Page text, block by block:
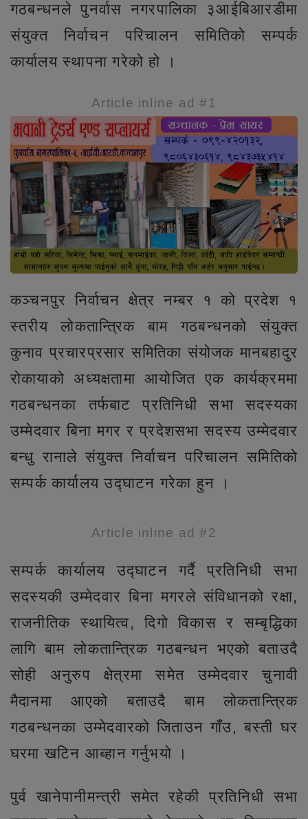
गठबन्धनले पुनर्वास नगरपालिका ३आईबिआरडीमा
संयुक्त निर्वाचन परिचालन समितिको सम्पर्क
कार्यालय स्थापना गरेको हो ।
Article inline ad #1
कञ्चनपुर निर्वाचन क्षेत्र नम्बर १ को प्रदेश १
स्तरीय लोकतान्त्रिक बाम गठबन्धनको संयुक्त
कुनाव प्रचारप्रसार समितिका संयोजक मानबहादुर
रोकायाको अध्यक्षतामा आयोजित एक कार्यक्रममा
गठबन्धनका तर्फबाट प्रतिनिधी सभा सदस्यका
उम्मेदवार बिना मगर र प्रदेशसभा सदस्य उम्मेदवार
बन्धु रानाले संयुक्त निर्वाचन परिचालन समितिको
सम्पर्क कार्यालय उद्घाटन गरेका हुन ।
Article inline ad #2
सम्पर्क कार्यालय उद्घाटन गर्दै प्रतिनिधी सभा
सदस्यकी उम्मेदवार बिना मगरले संविधानको रक्षा,
राजनीतिक स्थायित्व, दिगो विकास र सम्बृद्धिका
लागि बाम लोकतान्त्रिक गठबन्धन भएको बताउदै
सोही अनुरुप क्षेत्रमा समेत उम्मेदवार चुनावी
मैदानमा आएको बताउदै बाम लोकतान्त्रिक
गठबन्धनका उम्मेदवारको जिताउन गाँउ, बस्ती घर
घरमा खटिन आब्हान गर्नुभयो ।
पुर्व खानेपानीमन्त्री समेत रहेकी प्रतिनिधी सभा